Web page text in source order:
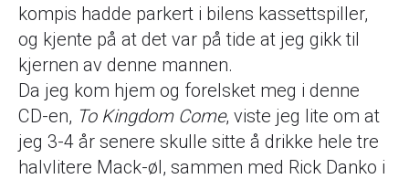
kompis hadde parkert i bilens kassettspiller,
og kjente på at det var på tide at jeg gikk til
kjernen av denne mannen.
Da jeg kom hjem og forelsket meg i denne
CD-en, To Kingdom Come, viste jeg lite om at
jeg 3-4 år senere skulle sitte å drikke hele tre
halvlitere Mack-øl, sammen med Rick Danko i